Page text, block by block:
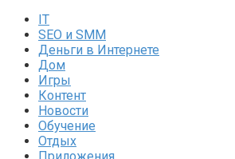
IT
SEO и SMM
Деньги в Интернете
Дом
Игры
Контент
Новости
Обучение
Отдых
Приложения